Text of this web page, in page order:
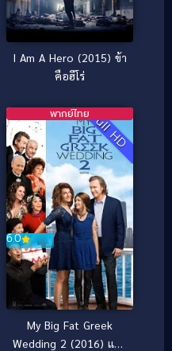
I Am A Hero (2015) ข้า
คือฮีโร่
Full HD
6.0
พากย์ไทย
My Big Fat Greek
Wedding 2 (2016) แต่ง